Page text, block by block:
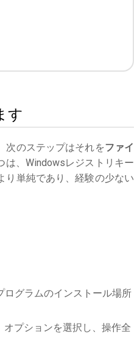
す
次のステップはそれをファイ
は、Windowsレジストリキー
り単純であり、経験の少ない
ログラムのインストール場所
オプションを選択し、操作全